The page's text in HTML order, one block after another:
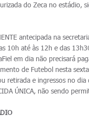
do Zeca no estádio,
antecipada na
10h até às 12h e das
em dia não precisará
de Futebol nesta
retirada e ingressos no
ÚNICA, não sendo